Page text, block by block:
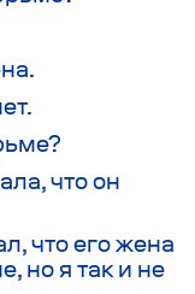
что он
что его жена
но я так и не